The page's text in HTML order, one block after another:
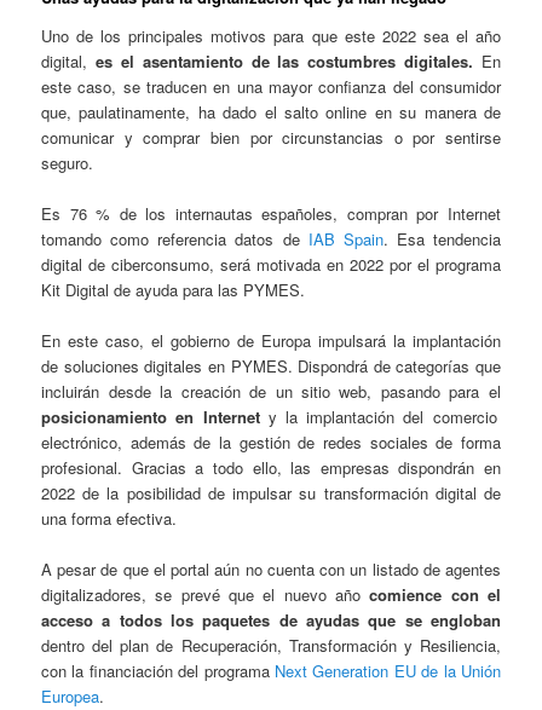
Uno de los principales motivos para que este 2022 sea el año
digital, es el asentamiento de las costumbres digitales. En
este caso, se traducen en una mayor confianza del consumidor
que, paulatinamente, ha dado el salto online en su manera de
comunicar y comprar bien por circunstancias o por sentirse
seguro.
Es 76 % de los internautas españoles, compran por Internet
tomando como referencia datos de IAB Spain. Esa tendencia
digital de ciberconsumo, será motivada en 2022 por el programa
Kit Digital de ayuda para las PYMES.
En este caso, el gobierno de Europa impulsará la implantación
de soluciones digitales en PYMES. Dispondrá de categorías que
incluirán desde la creación de un sitio web, pasando para el
posicionamiento en Internety la implantación del comercio
electrónico, además de la gestión de redes sociales de forma
profesional. Gracias a todo ello, las empresas dispondrán en
2022 de la posibilidad de impulsar su transformación digital de
una forma efectiva.
A pesar de que el portal aún no cuenta con un listado de agentes
digitalizadores, se prevé que el nuevo añocomience con el
acceso a todos los paquetes de ayudas que se engloban
dentro del plan de Recuperación, Transformación y Resiliencia,
con la financiación del programa Next Generation EU de la Unión
Europea.